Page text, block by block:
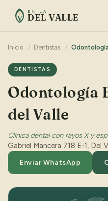
V
EN LA
DEL VALLE
Inicio / Dentistas /
DENTISTAS
Odontología
del Valle
Clínica dental con rayos X y
Gabriel Mancera 718 E-1, Del
Enviar WhatsApp